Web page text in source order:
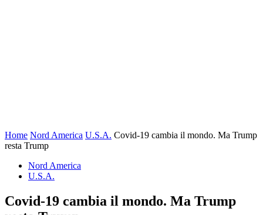
Home Nord America U.S.A. Covid-19 cambia il mondo. Ma Trump
resta Trump
Nord America
U.S.A.
Covid-19 cambia il mondo. Ma Trump